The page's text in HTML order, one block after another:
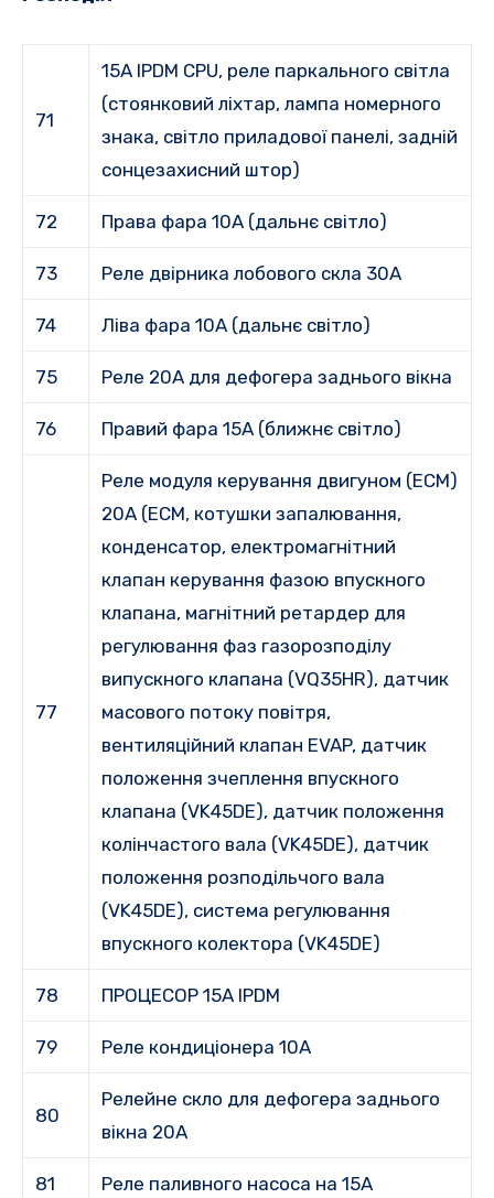
71
15A IPDM CPU, реле паркального світла
(стоянковий ліхтар, лампа номерного
знака, світло приладової панелі, задній
сонцезахисний штор)
72 Права фара 10А (дальнє світло)
73 Реле двірника лобового скла 30A
74 Ліва фара 10A (дальнє світло)
75 Реле 20A для дефогера заднього вікна
76 Правий фара 15А (ближнє світло)
77
Реле модуля керування двигуном (ECM)
20A (ECM, котушки запалювання,
конденсатор, електромагнітний
клапан керування фазою впускного
клапана, магнітний ретардер для
регулювання фаз газорозподілу
випускного клапана (VQ35HR), датчик
масового потоку повітря,
вентиляційний клапан EVAP, датчик
положення зчеплення впускного
клапана (VK45DE), датчик положення
колінчастого вала (VK45DE), датчик
положення розподільчого вала
(VK45DE), система регулювання
впускного колектора (VK45DE)
78 ПРОЦЕСОР 15A IPDM
79 Реле кондиціонера 10A
80
Релейне скло для дефогера заднього
вікна 20A
81 Реле паливного насоса на 15A